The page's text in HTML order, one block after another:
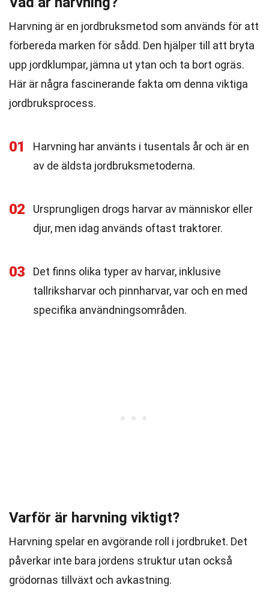
Harvning är en jordbruksmetod som används för att
förbereda marken för sådd. Den hjälper till att bryta
upp jordklumpar, jämna ut ytan och ta bort ogräs.
Här är några fascinerande fakta om denna viktiga
jordbruksprocess.
01
Harvning har använts i tusentals år och är en
av de äldsta jordbruksmetoderna.
02
Ursprungligen drogs harvar av människor eller
djur, men idag används oftast traktorer.
03
Det finns olika typer av harvar, inklusive
tallriksharvar och pinnharvar, var och en med
specifika användningsområden.
Varför är harvning viktigt?
Harvning spelar en avgörande roll i jordbruket. Det
påverkar inte bara jordens struktur utan också
grödornas tillväxt och avkastning.